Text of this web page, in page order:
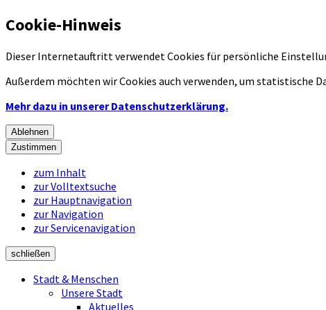
Cookie-Hinweis
Dieser Internetauftritt verwendet Cookies für persönliche
Außerdem möchten wir Cookies auch verwenden, um statistische
Mehr dazu in unserer Datenschutzerklärung.
Ablehnen
Zustimmen
zum Inhalt
zur Volltextsuche
zur Hauptnavigation
zur Navigation
zur Servicenavigation
schließen
Stadt & Menschen
Unsere Stadt
Aktuelles